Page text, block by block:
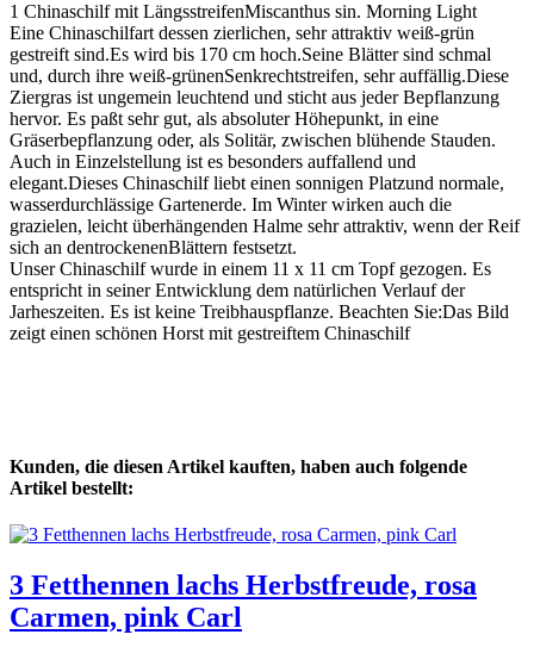
1 Chinaschilf mit LängsstreifenMiscanthus sin. Morning Light
Eine Chinaschilfart dessen zierlichen, sehr attraktiv weiß-grün
gestreift sind.Es wird bis 170 cm hoch.Seine Blätter sind schmal
und, durch ihre weiß-grünenSenkrechtstreifen, sehr auffällig.Diese
Ziergras ist ungemein leuchtend und sticht aus jeder Bepflanzung
hervor. Es paßt sehr gut, als absoluter Höhepunkt, in eine
Gräserbepflanzung oder, als Solitär, zwischen blühende Stauden.
Auch in Einzelstellung ist es besonders auffallend und
elegant.Dieses Chinaschilf liebt einen sonnigen Platzund normale,
wasserdurchlässige Gartenerde. Im Winter wirken auch die
grazielen, leicht überhängenden Halme sehr attraktiv, wenn der Reif
sich an dentrockenenBlättern festsetzt.
Unser Chinaschilf wurde in einem 11 x 11 cm Topf gezogen. Es
entspricht in seiner Entwicklung dem natürlichen Verlauf der
Jarheszeiten. Es ist keine Treibhauspflanze. Beachten Sie:Das Bild
zeigt einen schönen Horst mit gestreiftem Chinaschilf
Kunden, die diesen Artikel kauften, haben auch folgende
Artikel bestellt:
3 Fetthennen lachs Herbstfreude, rosa
Carmen, pink Carl